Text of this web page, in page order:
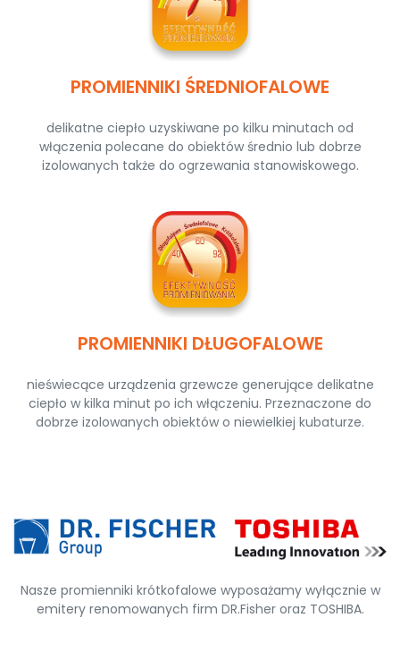
PROMIENNIKI ŚREDNIOFALOWE
delikatne ciepło uzyskiwane po kilku minutach od
włączenia polecane do obiektów średnio lub dobrze
izolowanych także do ogrzewania stanowiskowego.
PROMIENNIKI DŁUGOFALOWE
nieświecące urządzenia grzewcze generujące delikatne
ciepło w kilka minut po ich włączeniu. Przeznaczone do
dobrze izolowanych obiektów o niewielkiej kubaturze.
Nasze promienniki krótkofalowe wyposażamy wyłącznie w
emitery renomowanych firm DR.Fisher oraz TOSHIBA.